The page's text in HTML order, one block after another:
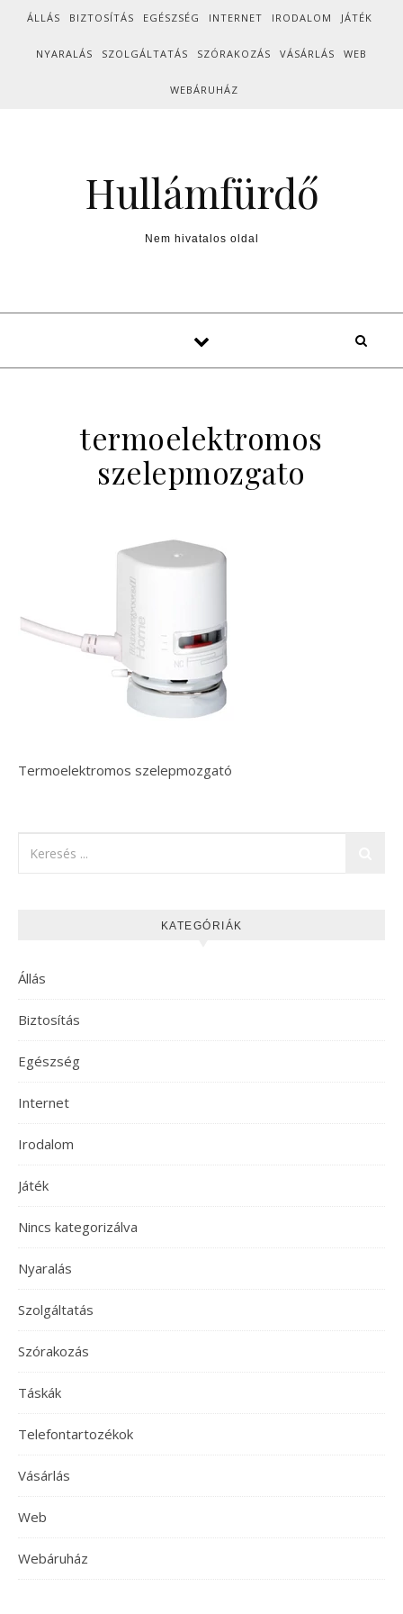
Skip to content
ÁLLÁS BIZTOSÍTÁS EGÉSZSÉG INTERNET IRODALOM JÁTÉK
NYARALÁS SZOLGÁLTATÁS SZÓRAKOZÁS VÁSÁRLÁS WEB
WEBÁRUHÁZ
Hullámfürdő
Nem hivatalos oldal
termoelektromos
szelepmozgato
Termoelektromos szelepmozgató
KATEGÓRIÁK
Állás
Biztosítás
Egészség
Internet
Irodalom
Játék
Nincs kategorizálva
Nyaralás
Szolgáltatás
Szórakozás
Táskák
Telefontartozékok
Vásárlás
Web
Webáruház